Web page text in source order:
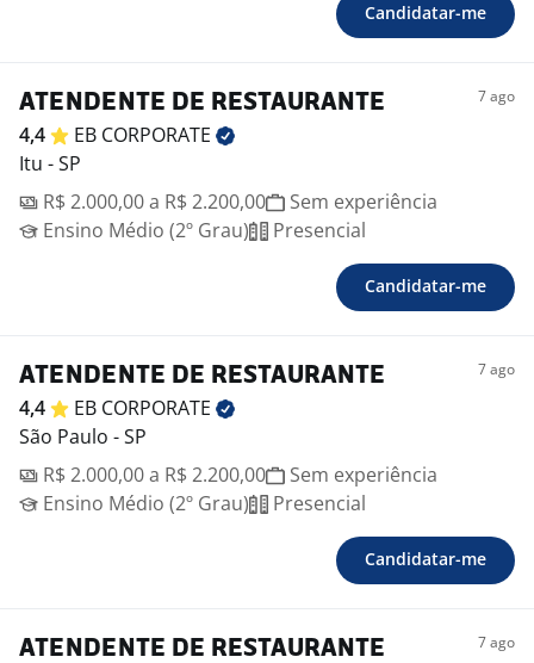
Candidatar-me
ATENDENTE DE RESTAURANTE 7 ago
4,4 EB CORPORATE
Itu - SP
R$ 2.000,00 a R$ 2.200,00
Sem experiência
Ensino Médio (2º Grau)
Presencial
Candidatar-me
ATENDENTE DE RESTAURANTE 7 ago
4,4 EB CORPORATE
São Paulo - SP
R$ 2.000,00 a R$ 2.200,00
Sem experiência
Ensino Médio (2º Grau)
Presencial
Candidatar-me
ATENDENTE DE RESTAURANTE 7 ago